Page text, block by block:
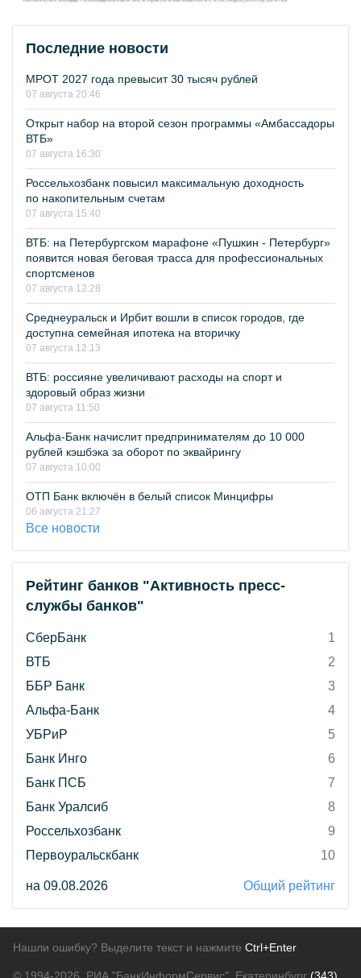
Последние новости
МРОТ 2027 года превысит 30 тысяч рублей
07 августа 20:46
Открыт набор на второй сезон программы «Амбассадоры
ВТБ»
07 августа 16:30
Россельхозбанк повысил максимальную доходность
по накопительным счетам
07 августа 15:40
ВТБ: на Петербургском марафоне «Пушкин - Петербург»
появится новая беговая трасса для профессиональных
спортсменов
07 августа 12:28
Среднеуральск и Ирбит вошли в список городов, где
доступна семейная ипотека на вторичку
07 августа 12:13
ВТБ: россияне увеличивают расходы на спорт и
здоровый образ жизни
07 августа 11:50
Альфа-Банк начислит предпринимателям до 10 000
рублей кэшбэка за оборот по эквайрингу
07 августа 10:00
ОТП Банк включён в белый список Минцифры
06 августа 21:27
Все новости
Рейтинг банков "Активность пресс-
службы банков"
СберБанк
1
ВТБ
2
ББР Банк
3
Альфа-Банк
4
УБРиР
5
Банк Инго
6
Банк ПСБ
7
Банк Уралсиб
8
Россельхозбанк
9
Первоуральскбанк
10
на 09.08.2026 Общий рейтинг
Нашли ошибку? Выделите текст и нажмите Ctrl+Enter